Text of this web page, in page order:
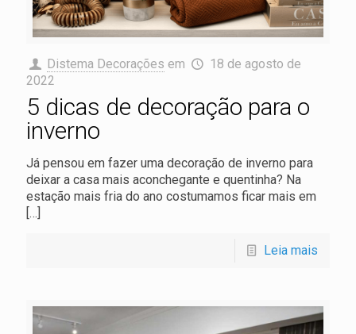
Distema Decorações em
18 de agosto de
2022
5 dicas de decoração para o
inverno
Já pensou em fazer uma decoração de inverno para
deixar a casa mais aconchegante e quentinha? Na
estação mais fria do ano costumamos ficar mais em
[…]
Leia mais